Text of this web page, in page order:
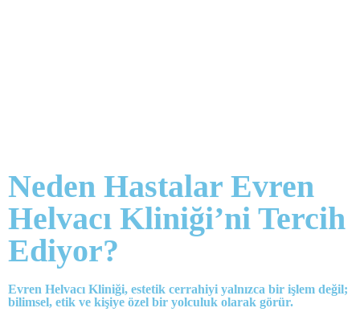
Neden Hastalar Evren
Helvacı Kliniği’ni Tercih
Ediyor?
Evren Helvacı Kliniği, estetik cerrahiyi yalnızca bir işlem değil;
bilimsel, etik ve kişiye özel bir yolculuk olarak görür.